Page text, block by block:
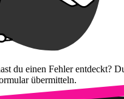
du einen Fehler entdeckt?
übermitteln.